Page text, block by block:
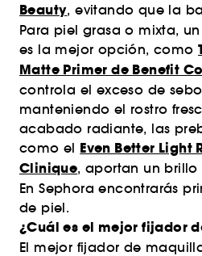
Beauty, evitando que la
Para piel grasa o mixta,
es la mejor opción, como
Matte Primer de Benefit
controla el exceso de
manteniendo el rostro
acabado radiante, las
como el Even Better Light
Clinique, aportan un
En Sephora encontrarás
de piel.
¿Cuál es el mejor fijador
El mejor fijador de